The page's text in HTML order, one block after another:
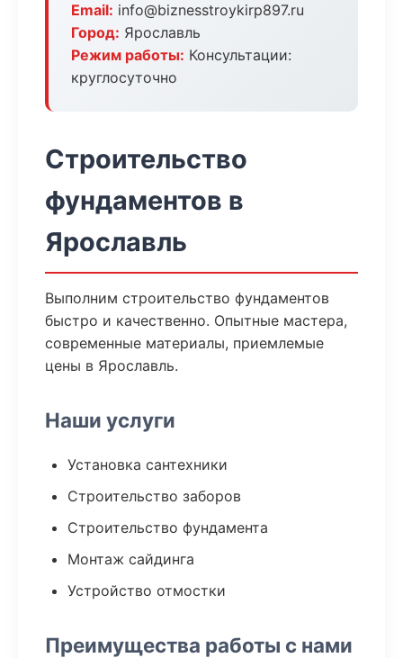
Email: info@biznesstroykirp897.ru
Город: Ярославль
Режим работы: Консультации:
круглосуточно
Строительство
фундаментов в
Ярославль
Выполним строительство фундаментов
быстро и качественно. Опытные мастера,
современные материалы, приемлемые
цены в Ярославль.
Наши услуги
Установка сантехники
Строительство заборов
Строительство фундамента
Монтаж сайдинга
Устройство отмостки
Преимущества работы с нами